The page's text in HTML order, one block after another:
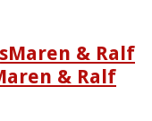
Maren & Ralf
& Ralf